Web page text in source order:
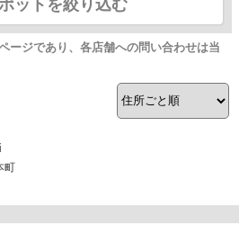
ットを絞り込む
ージであり、各店舗への問い合わせは当
町